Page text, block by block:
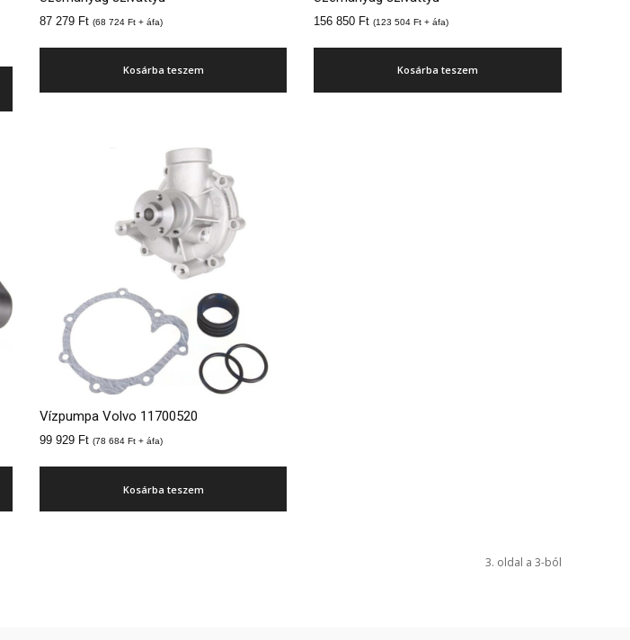
87 279 Ft (68 724 Ft+ áfa)
Kosárba teszem
156 850 Ft (123 504Ft + áfa)
Kosárba teszem
Vízpumpa Volvo 11700520
99 929 Ft (78 684 Ft+ áfa)
Kosárba teszem
3. oldal a 3-ból